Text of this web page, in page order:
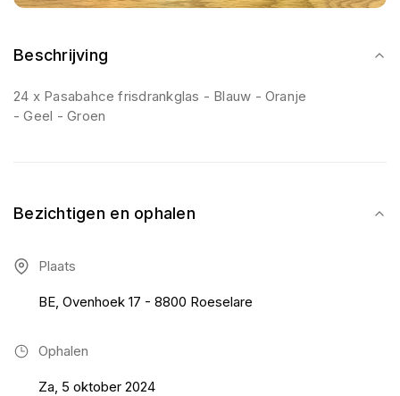
Beschrijving
24 x Pasabahce frisdrankglas - Blauw - Oranje
- Geel - Groen
Bezichtigen en ophalen
Plaats
BE, Ovenhoek 17 - 8800 Roeselare
Ophalen
Za, 5 oktober 2024